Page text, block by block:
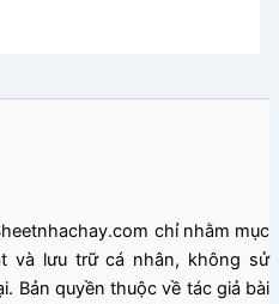
chỉ nhằm mục
và lưu trữ cá nhân, không sử
Bản quyền thuộc về tác giả bài